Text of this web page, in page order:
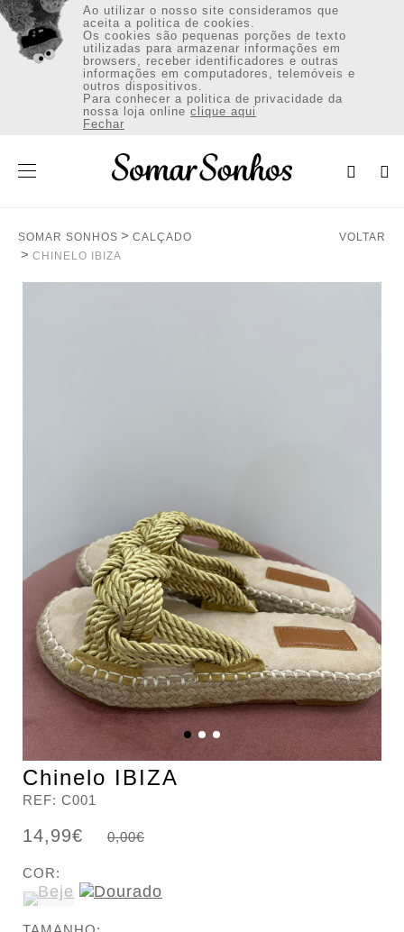
VESTUÁRIO
CALÇADO
ACESSÓRIOS
Envio:Portugal Continental (€)
Ao utilizar o nosso site consideramos que
aceita a politica de cookies.
Os cookies são pequenas porções de texto
utilizadas para armazenar informações em
browsers, receber identificadores e outras
informações em computadores, telemóveis e
outros dispositivos.
Para conhecer a politica de privacidade da
nossa loja online clique aqui
Fechar
SOMAR SONHOS
CALÇADO
CHINELO IBIZA
VOLTAR
Chinelo IBIZA
REF: C001
14,99€ 0,00€
COR: